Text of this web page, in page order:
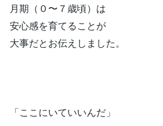
月期（０〜７歳頃）は
安心感を育てることが
大事だとお伝えしました。
「ここにいていいんだ」